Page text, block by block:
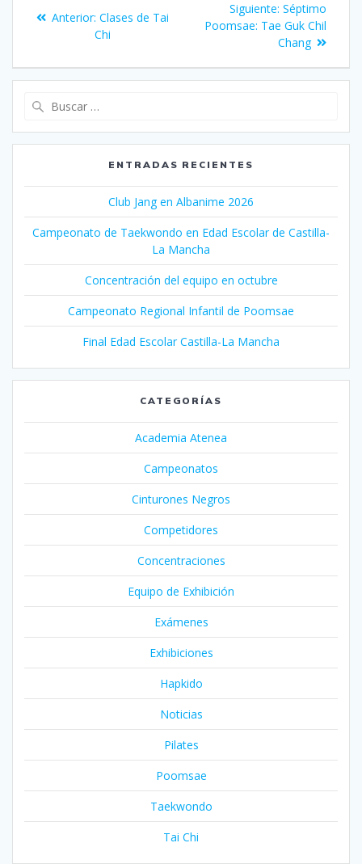
Anterior: Clases de Tai
Chi
Siguiente: Séptimo
Poomsae: Tae Guk Chil
Chang
ENTRADAS RECIENTES
Club Jang en Albanime 2026
Campeonato de Taekwondo en Edad Escolar de Castilla-
La Mancha
Concentración del equipo en octubre
Campeonato Regional Infantil de Poomsae
Final Edad Escolar Castilla-La Mancha
CATEGORÍAS
Academia Atenea
Campeonatos
Cinturones Negros
Competidores
Concentraciones
Equipo de Exhibición
Exámenes
Exhibiciones
Hapkido
Noticias
Pilates
Poomsae
Taekwondo
Tai Chi